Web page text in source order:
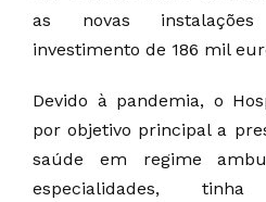
as novas
investimento de 186 mil
Devido à pandemia, o
por objetivo principal a
saúde em regime
especialidades,